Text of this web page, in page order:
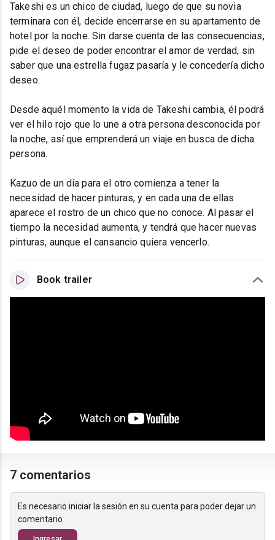
Takeshi es un chico de ciudad, luego de que su novia
terminara con él, decide encerrarse en su apartamento de
hotel por la noche. Sin darse cuenta de las consecuencias,
pide el deseo de poder encontrar el amor de verdad, sin
saber que una estrella fugaz pasaría y le concedería dicho
deseo.
Desde aquél momento la vida de Takeshi cambia, él podrá
ver el hilo rojo que lo une a otra persona desconocida por
la noche, así que emprenderá un viaje en busca de dicha
persona.
Kazuo de un día para el otro comienza a tener la
necesidad de hacer pinturas, y en cada una de ellas
aparece el rostro de un chico que no conoce. Al pasar el
tiempo la necesidad aumenta, y tendrá que hacer nuevas
pinturas, aunque el cansancio quiera vencerlo.
Book trailer
7 comentarios
Es necesario iniciar la sesión en su cuenta para poder dejar un
comentario